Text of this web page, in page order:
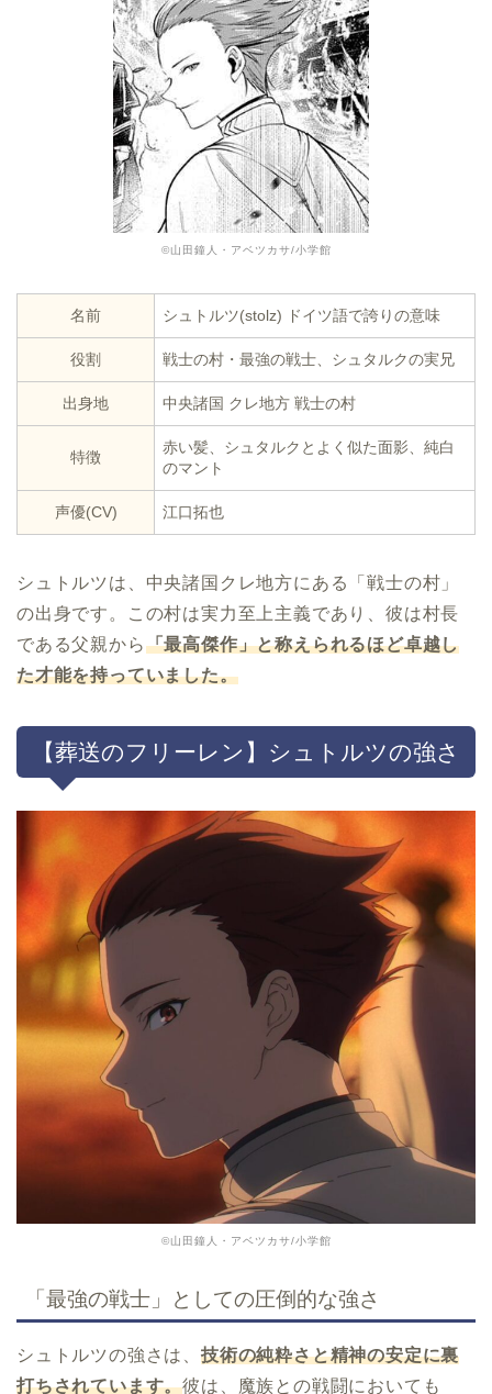
©山田鐘人・アベツカサ/小学館
名前 シュトルツ(stolz) ドイツ語で誇りの意味
役割 戦士の村・最強の戦士、シュタルクの実兄
出身地 中央諸国 クレ地方 戦士の村
特徴
赤い髪、シュタルクとよく似た面影、純白
のマント
声優(CV) 江口拓也
シュトルツは、中央諸国クレ地方にある「戦士の村」
の出身です。この村は実力至上主義であり、彼は村長
である父親から「最高傑作」と称えられるほど卓越し
た才能を持っていました。
【葬送のフリーレン】シュトルツの強さ
©山田鐘人・アベツカサ/小学館
「最強の戦士」としての圧倒的な強さ
シュトルツの強さは、 技術の純粋さと精神の安定に裏
打ちされています。彼は、魔族との戦闘においても